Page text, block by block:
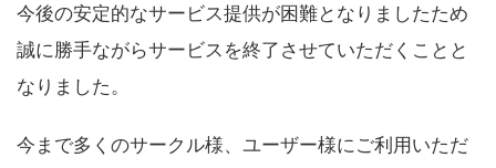
今後の安定的なサービス提供が困難となりましたため
誠に勝手ながらサービスを終了させていただくことと
なりました。
今まで多くのサークル様、ユーザー様にご利用いただ